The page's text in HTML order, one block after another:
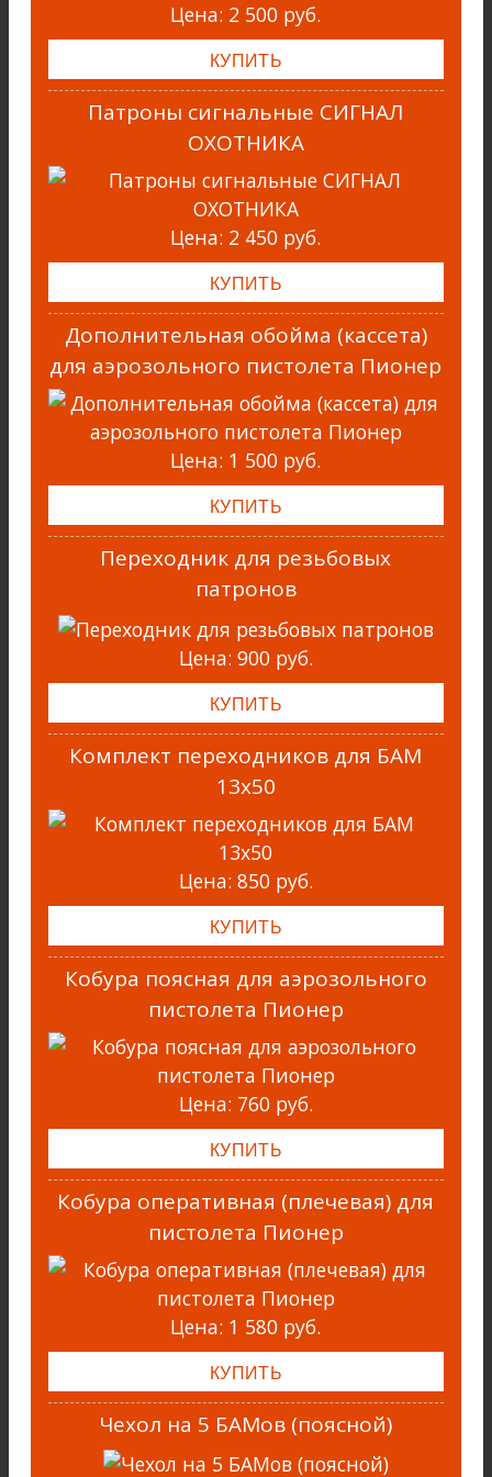
Цена: 2 500 руб.
Патроны сигнальные СИГНАЛ
ОХОТНИКА
Цена: 2 450 руб.
Дополнительная обойма (кассета)
для аэрозольного пистолета Пионер
Цена: 1 500 руб.
Переходник для резьбовых
патронов
Цена: 900 руб.
Комплект переходников для БАМ
13х50
Цена: 850 руб.
Кобура поясная для аэрозольного
пистолета Пионер
Цена: 760 руб.
Кобура оперативная (плечевая) для
пистолета Пионер
Цена: 1 580 руб.
Чехол на 5 БАМов (поясной)